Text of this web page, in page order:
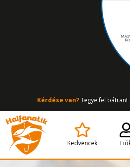
Kérdése van?Tegye fel bátran!
Kedvencek